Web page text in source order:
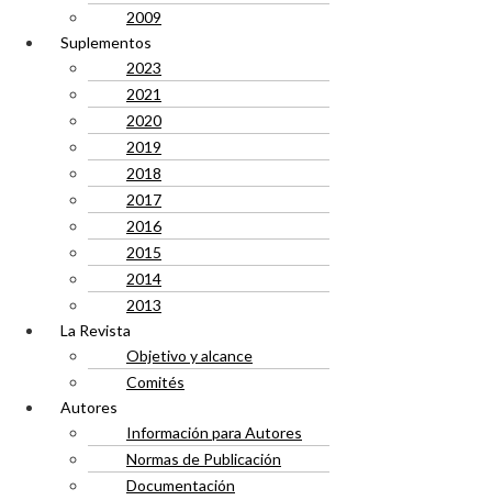
2009
Suplementos
2023
2021
2020
2019
2018
2017
2016
2015
2014
2013
La Revista
Objetivo y alcance
Comités
Autores
Información para Autores
Normas de Publicación
Documentación